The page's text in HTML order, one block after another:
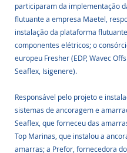
participaram da implementação
flutuante a empresa Maetel,
instalação da plataforma
componentes elétricos; o
europeu Fresher (EDP, Wavec
Seaflex, Isigenere).
Responsável pelo projeto e
sistemas de ancoragem e
Seaflex, que forneceu das
Top Marinas, que instalou a
amarras; a Prefor, fornecedora